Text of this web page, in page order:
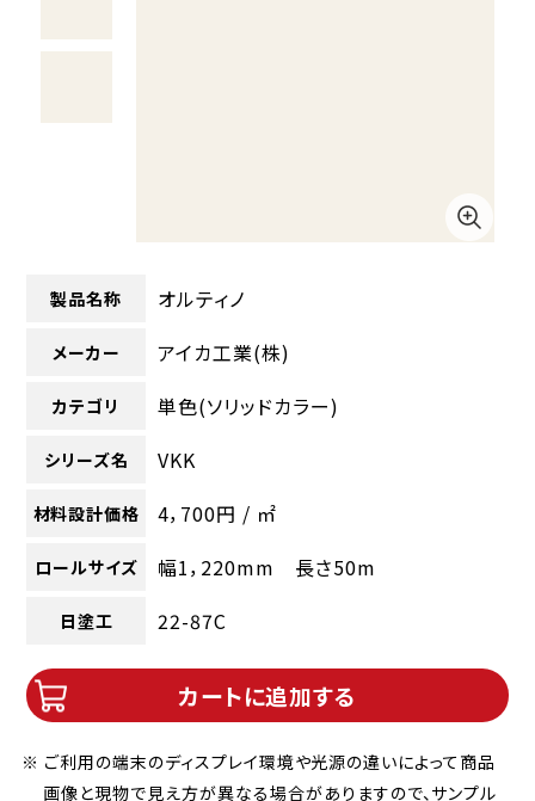
製品名称 オルティノ
メーカー アイカ工業(株)
カテゴリ 単色(ソリッドカラー)
シリーズ名 VKK
材料設計価格 4，700円 / ㎡
ロールサイズ 幅1，220mm 長さ50m
日塗工 22-87C
カートに追加する
※ ご利用の端末のディスプレイ環境や光源の違いによって商品
画像と現物で見え方が異なる場合がありますので、サンプル